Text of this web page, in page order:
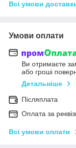
Всі умови
Умови оплати
Ви отримаєте
або гроші
Детальніше
Післяплата
Оплата за
Всі умови оплати